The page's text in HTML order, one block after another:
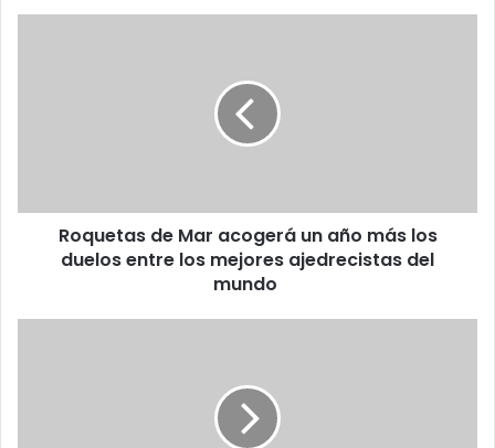
Roquetas de Mar acogerá un año más los
duelos entre los mejores ajedrecistas del
mundo